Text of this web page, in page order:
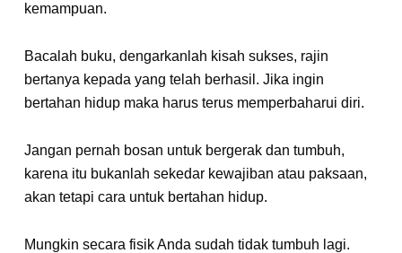
kemampuan.
Bacalah buku, dengarkanlah kisah sukses, rajin
bertanya kepada yang telah berhasil. Jika ingin
bertahan hidup maka harus terus memperbaharui diri.
Jangan pernah bosan untuk bergerak dan tumbuh,
karena itu bukanlah sekedar kewajiban atau paksaan,
akan tetapi cara untuk bertahan hidup.
Mungkin secara fisik Anda sudah tidak tumbuh lagi.